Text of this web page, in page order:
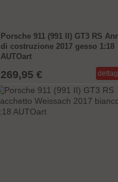
Porsche 911 (991 II) GT3 RS
di costruzione 2017 gesso 1:18
AUTOart
269,95 €